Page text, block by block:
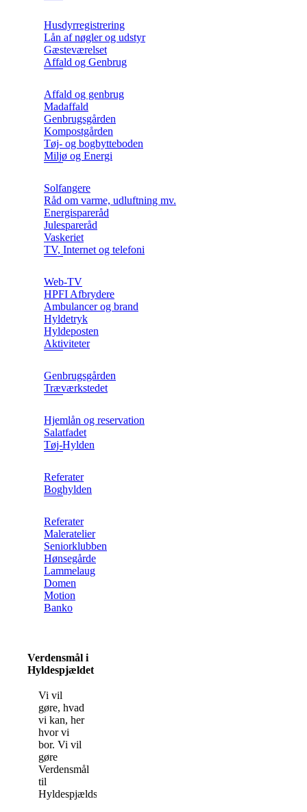
Husdyrregistrering
Lån af nøgler og udstyr
Gæsteværelset
Affald og Genbrug
Affald og genbrug
Madaffald
Genbrugsgården
Kompostgården
Tøj- og bogbytteboden
Miljø og Energi
Solfangere
Råd om varme, udluftning mv.
Energispareråd
Julespareråd
Vaskeriet
TV, Internet og telefoni
Web-TV
HPFI Afbrydere
Ambulancer og brand
Hyldetryk
Hyldeposten
Aktiviteter
Genbrugsgården
Træværkstedet
Hjemlån og reservation
Salatfadet
Tøj-Hylden
Referater
Boghylden
Referater
Maleratelier
Seniorklubben
Hønsegårde
Lammelaug
Domen
Motion
Banko
Verdensmål i
Hyldespjældet
Vi vil
gøre, hvad
vi kan, her
hvor vi
bor. Vi vil
gøre
Verdensmål
til
Hyldespjældsmål.